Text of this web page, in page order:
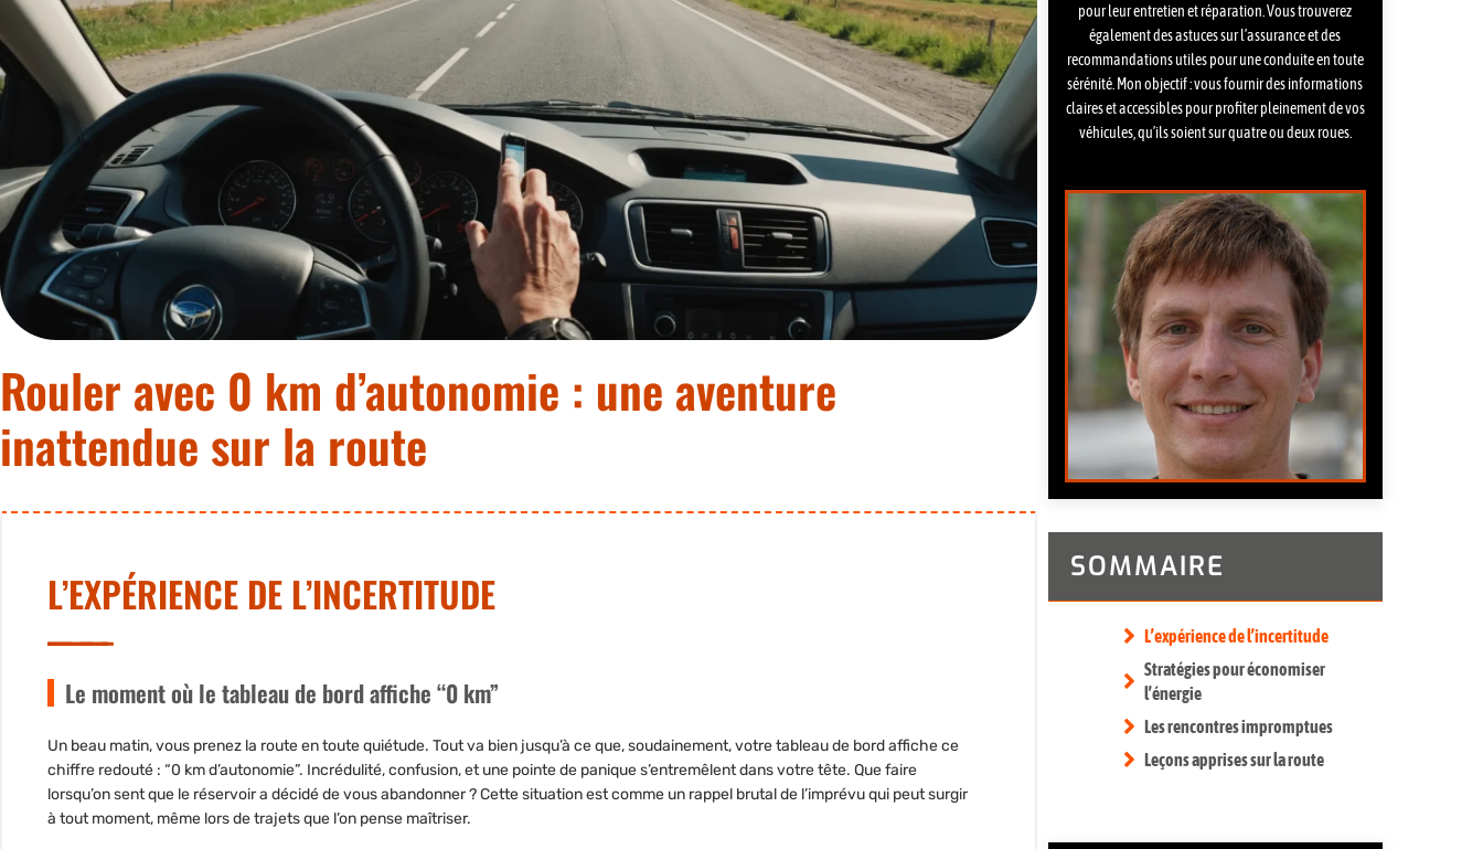
Rouler avec 0 km d’autonomie : une aventure
inattendue sur la route
L’EXPÉRIENCE DE L’INCERTITUDE
Le moment où le tableau de bord affiche “0 km”
Un beau matin, vous prenez la route en toute quiétude. Tout va bien jusqu’à ce que, soudainement, votre tableau de bord affiche ce
chiffre redouté : “0 km d’autonomie”. Incrédulité, confusion, et une pointe de panique s’entremêlent dans votre tête. Que faire
lorsqu’on sent que le réservoir a décidé de vous abandonner ? Cette situation est comme un rappel brutal de l’imprévu qui peut surgir
à tout moment, même lors de trajets que l’on pense maîtriser.
pour leur entretien et réparation. Vous trouverez
également des astuces sur l’assurance et des
recommandations utiles pour une conduite en toute
sérénité. Mon objectif : vous fournir des informations
claires et accessibles pour profiter pleinement de vos
véhicules, qu’ils soient sur quatre ou deux roues.
SOMMAIRE
L’expérience de l’incertitude
Stratégies pour économiser
l’énergie
Les rencontres impromptues
Leçons apprises sur la route